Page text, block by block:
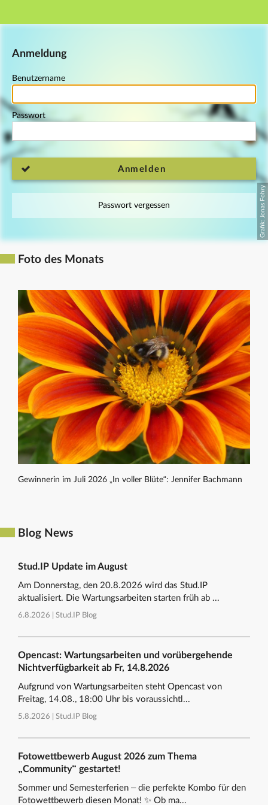
Hauptnavigation
Anmeldung
Benutzername
Passwort
Anmelden
Passwort vergessen
Foto des Monats
Gewinnerin im Juli 2026 „In voller Blüte“: Jennifer Bachmann
Blog News
Stud.IP Update im August
Am Donnerstag, den 20.8.2026 wird das Stud.IP
aktualisiert. Die Wartungsarbeiten starten früh ab ...
6.8.2026 | Stud.IP Blog
Opencast: Wartungsarbeiten und vorübergehende
Nichtverfügbarkeit ab Fr, 14.8.2026
Aufgrund von Wartungsarbeiten steht Opencast von
Freitag, 14.08., 18:00 Uhr bis voraussichtl...
5.8.2026 | Stud.IP Blog
Fotowettbewerb August 2026 zum Thema
„Community“ gestartet!
Sommer und Semesterferien – die perfekte Kombo für den
Fotowettbewerb diesen Monat! ✨ Ob ma...